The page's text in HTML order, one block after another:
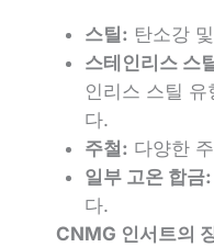
스틸: 탄소강
스테인리스 스
인리스 스틸
다.
주철: 다양한
일부 고온 합금:
다.
CNMG 인서트의